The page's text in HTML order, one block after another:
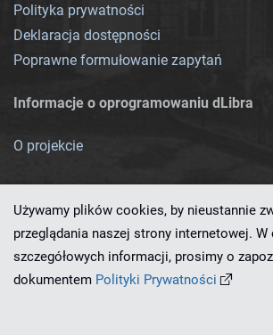
Polityka prywatności
Deklaracja dostępności
Poprawne formułowanie zapytań
Informacje o oprogramowaniu dLibra
O projekcie
Ten serwis działa dzięki oprogramowaniu
Używamy plików cookies, by nieustannie
przeglądania naszej strony internetowej. W
szczegółowych informacji, prosimy o
dokumentem Polityki Prywatności